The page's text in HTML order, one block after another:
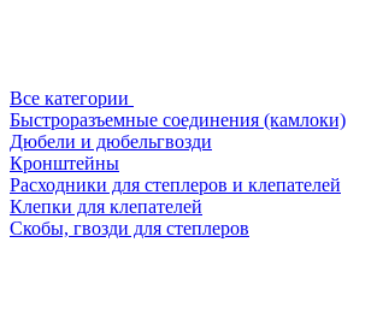
Все категории
Быстроразъемные соединения (камлоки)
Дюбели и дюбельгвозди
Кронштейны
Расходники для степлеров и клепателей
Клепки для клепателей
Скобы, гвозди для степлеров